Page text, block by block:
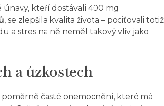
únavy, kteří dostávali 400 mg
, se zlepšila kvalita života – pociťovali totiž
a stres na ně neměl takový vliv jako
a úzkostech
časté onemocnění, které má